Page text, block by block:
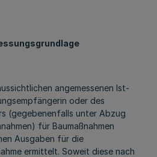
angemessenen Ist-
oder des
(gegebenenfalls unter Abzug
für Baumaßnahmen
Ausgaben für die
ermittelt. Soweit diese nach